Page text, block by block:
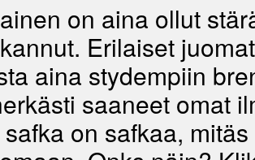
on aina ollut
Erilaiset
aina stydempiin
saaneet omat
on safkaa,